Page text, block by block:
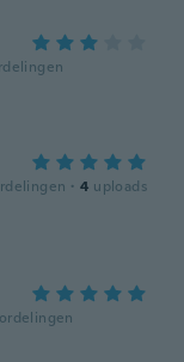
· 4 uploads